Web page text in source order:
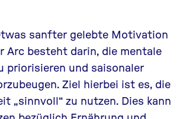
sanfter gelebte Motivation
Arc besteht darin, die mentale
priorisieren und saisonaler
Ziel hierbei ist es, die
„sinnvoll“ zu nutzen. Dies kann